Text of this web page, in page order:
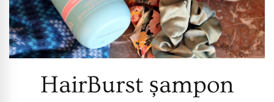
HairBurst șampon